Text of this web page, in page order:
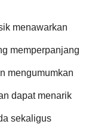
menawarkan
memperpanjang
mengumumkan
dapat menarik
sekaligus